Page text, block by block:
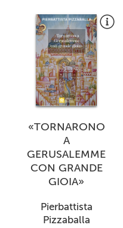
«TORNARONO
A
GERUSALEMME
CON GRANDE
GIOIA»
Pierbattista
Pizzaballa